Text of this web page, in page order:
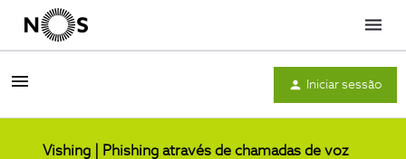
Menu
Iniciar sessão
Vishing | Phishing através de chamadas de voz